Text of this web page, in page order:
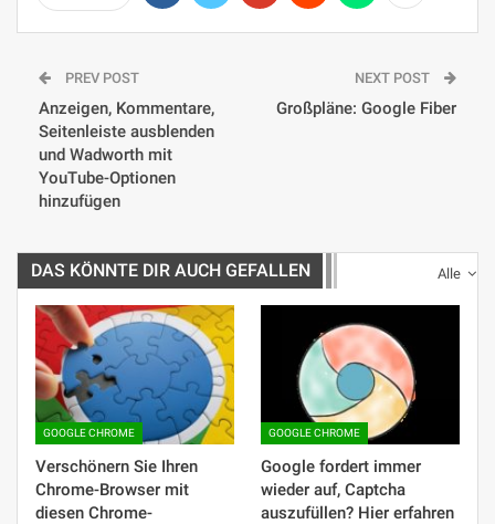
PREV POST
Anzeigen, Kommentare,
Seitenleiste ausblenden
und Wadworth mit
YouTube-Optionen
hinzufügen
NEXT POST
Großpläne: Google Fiber
Alle
DAS KÖNNTE DIR AUCH GEFALLEN
GOOGLE CHROME
Verschönern Sie Ihren
Chrome-Browser mit
diesen Chrome-
GOOGLE CHROME
Google fordert immer
wieder auf, Captcha
auszufüllen? Hier erfahren